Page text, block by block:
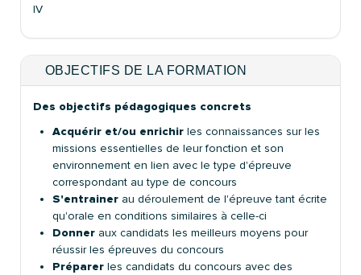
IV
OBJECTIFS DE LA FORMATION
Des objectifs pédagogiques concrets
Acquérir et/ou enrichir les connaissances sur les
missions essentielles de leur fonction et son
environnement en lien avec le type d'épreuve
correspondant au type de concours
S'entrainer au déroulement de l'épreuve tant écrite
qu'orale en conditions similaires à celle-ci
Donner aux candidats les meilleurs moyens pour
réussir les épreuves du concours
Préparer les candidats du concours avec des